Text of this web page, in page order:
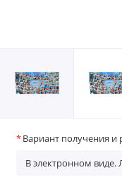
Вариант получения и
В электронном